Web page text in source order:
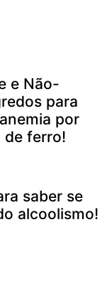
e Não-
para
por
de ferro!
saber se
alcoolismo!